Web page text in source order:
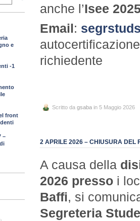
anche l’Isee
Email:
richiedente
Scritto da gsaba in 5 Maggio 2026
2 APRILE 2026 – CHIUSURA DEL
A causa della
2026 presso i
Baffi, si
Segreteria
e
-1
front
–